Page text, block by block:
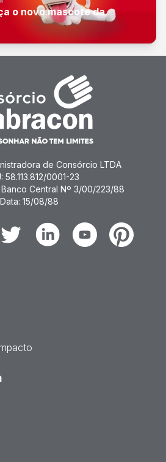
o novo mascote da
de Consórcio LTDA
58.113.812/0001-23
Central Nº 3/00/223/88
Data: 15/08/88
Twitter LinkedinYoutubePinterest